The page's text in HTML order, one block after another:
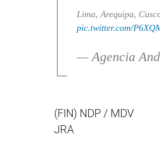
Lima, Arequipa,
pic.twitter.com/
— Agencia
(FIN) NDP / MDV
JRA